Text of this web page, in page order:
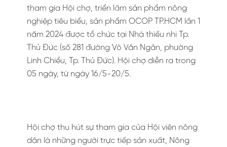
tham gia Hội chợ, triển lãm sản phẩm nông
nghiệp tiêu biểu, sản phẩm OCOP TP.HCM lần 1
năm 2024 được tổ chức tại Nhà thiếu nhi Tp.
Thủ Đức (số 281 đường Võ Văn Ngân, phường
Linh Chiểu, Tp. Thủ Đức). Hội chợ diễn ra trong
05 ngày, từ ngày 16/5-20/5.
Hội chợ thu hút sự tham gia của Hội viên nông
dân là những người trực tiếp sản xuất, Nông